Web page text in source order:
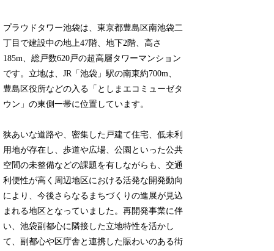
プラウドタワー池袋は、東京都豊島区南池袋二
丁目で建設中の地上47階、地下2階、高さ
185m、総戸数620戸の超高層タワーマンション
です。立地は、JR「池袋」駅の南東約700m、
豊島区役所などの入る「としまエコミューゼタ
ウン」の東側一帯に位置しています。
狭あいな道路や、密集した戸建て住宅、低未利
用地が存在し、歩道や広場、公園といった公共
空間の未整備などの課題を有しながらも、交通
利便性が高く周辺地区における活発な開発動向
により、今後さらなるまちづくりの進展が見込
まれる地区となっていました。再開発事業に伴
い、池袋副都心に隣接した立地特性を活かし
て、副都心や区庁舎と連携した賑わいのある街